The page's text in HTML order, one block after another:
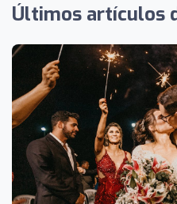
Últimos artículos